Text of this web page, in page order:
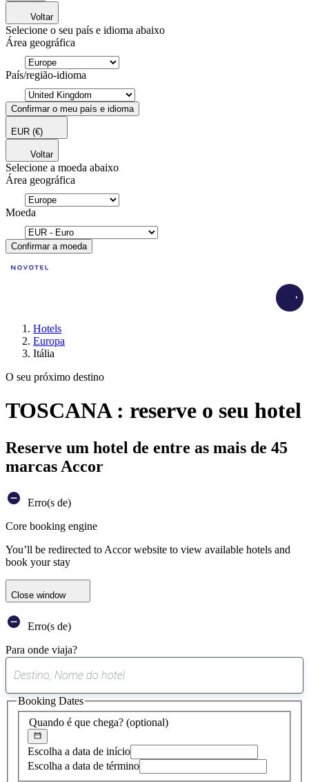
Voltar
Selecione o seu país e idioma abaixo
Área geográfica
País/região-idioma
Confirmar o meu país e idioma
EUR (€)
Voltar
Selecione a moeda abaixo
Área geográfica
Moeda
Confirmar a moeda
Hotels
Europa
Itália
O seu próximo destino
TOSCANA : reserve o seu hotel
Reserve um hotel de entre as mais de 45
marcas Accor
Erro(s de)
Core booking engine
You’ll be redirected to Accor website to view available hotels and
book your stay
Close window
Erro(s de)
Para onde viaja?
sugestão
encontrada
Quando é que chega? (optional)
Escolha a data de início
Escolha a data de término
Booking Dates